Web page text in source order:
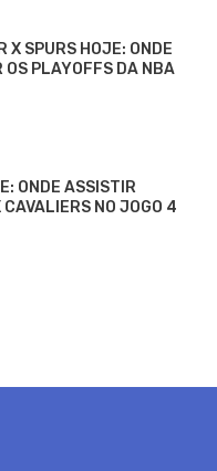
X SPURS HOJE: ONDE
OS PLAYOFFS DA NBA
ONDE ASSISTIR
CAVALIERS NO JOGO 4